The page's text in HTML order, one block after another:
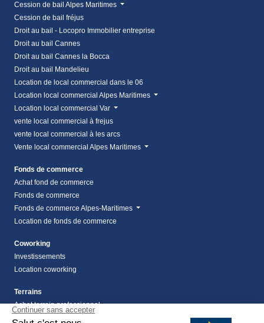
Cession de bail Alpes Maritimes
Cession de bail fréjus
Droit au bail - Locopro Immobilier entreprise
Droit au bail Cannes
Droit au bail Cannes la Bocca
Droit au bail Mandelieu
Location de local commercial dans le 06
Location local commercial Alpes Maritimes
Location local commercial Var
vente local commercial à frejus
vente local commercial à les arcs
Vente local commercial Alpes Maritimes
Fonds de commerce
Achat fond de commerce
Fonds de commerce
Fonds de commerce Alpes-Maritimes
Location de fonds de commerce
Coworking
Investissements
Location coworking
Terrains
Achat terrain professionnel
location de terrain Alpes Maritimes (06)